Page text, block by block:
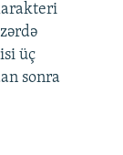
üç
sonra